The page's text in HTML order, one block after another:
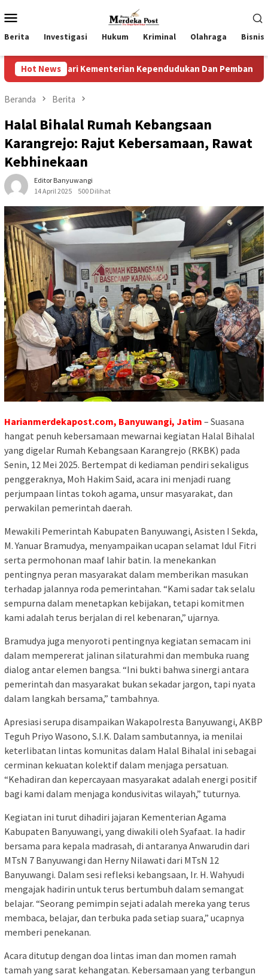
ke
kontenMobile
Berita Investigasi Hukum Kriminal Olahraga Bisnis
Hot News
Kementerian Kependudukan Dan Pembangunan Keluarga
Beranda Berita
Halal Bihalal Rumah Kebangsaan
Karangrejo: Rajut Kebersamaan, Rawat
Kebhinekaan
Editor Banyuwangi
14 April 2025
500 Dilihat
Harianmerdekapost.com, Banyuwangi, Jatim – Suasana
hangat penuh kebersamaan mewarnai kegiatan Halal Bihalal
yang digelar Rumah Kebangsaan Karangrejo (RKBK) pada
Senin, 12 Mei 2025. Bertempat di kediaman pendiri sekaligus
penggeraknya, Moh Hakim Said, acara ini menjadi ruang
perjumpaan lintas tokoh agama, unsur masyarakat, dan
perwakilan pemerintah daerah.
Mewakili Pemerintah Kabupaten Banyuwangi, Asisten I Sekda,
M. Yanuar Bramudya, menyampaikan ucapan selamat Idul Fitri
serta permohonan maaf lahir batin. Ia menekankan
pentingnya peran masyarakat dalam memberikan masukan
terhadap jalannya roda pemerintahan. “Kami sadar tak selalu
sempurna dalam menetapkan kebijakan, tetapi komitmen
kami adalah terus berjalan di rel kebenaran,” ujarnya.
Bramudya juga menyoroti pentingnya kegiatan semacam ini
dalam mempererat jalinan silaturahmi dan membuka ruang
dialog antar elemen bangsa. “Ini bukti bahwa sinergi antara
pemerintah dan masyarakat bukan sekadar jargon, tapi nyata
dalam langkah bersama,” tambahnya.
Apresiasi serupa disampaikan Wakapolresta Banyuwangi, AKBP
Teguh Priyo Wasono, S.I.K. Dalam sambutannya, ia menilai
keterlibatan lintas komunitas dalam Halal Bihalal ini sebagai
cerminan kekuatan kolektif dalam menjaga persatuan.
“Kehadiran dan kepercayaan masyarakat adalah energi positif
bagi kami dalam menjaga kondusivitas wilayah,” tuturnya.
Kegiatan ini turut dihadiri jajaran Kementerian Agama
Kabupaten Banyuwangi, yang diwakili oleh Syafaat. Ia hadir
bersama para kepala madrasah, di antaranya Anwarudin dari
MTsN 7 Banyuwangi dan Herny Nilawati dari MTsN 12
Banyuwangi. Dalam sesi refleksi kebangsaan, Ir. H. Wahyudi
mengajak hadirin untuk terus bertumbuh dalam semangat
belajar. “Seorang pemimpin sejati adalah mereka yang terus
membaca, belajar, dan terbuka pada setiap suara,” ucapnya
memberi penekanan.
Acara ditutup dengan doa lintas iman dan momen ramah
tamah yang sarat kehangatan. Kebersamaan yang terbangun